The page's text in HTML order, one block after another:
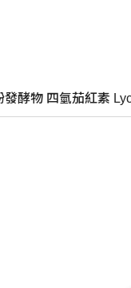
發酵物 四氫茄紅素